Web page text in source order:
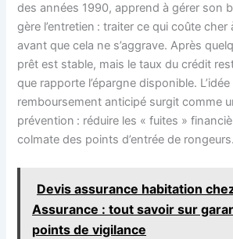
des années 1990, apprend à gérer son
gère l’entretien : traiter ce qui coûte cher
avant que cela ne s’aggrave. Après
prêt est stable, mais le taux du crédit
que rapporte l’épargne disponible. L’idée
remboursement anticipé surgit comme
prévention : réduire les « fuites »
colmate des points d’entrée de rongeurs.
Devis assurance habitation
Assurance : tout savoir sur
points de vigilance